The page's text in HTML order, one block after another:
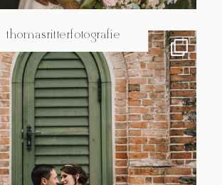
@thomasritterfotografie